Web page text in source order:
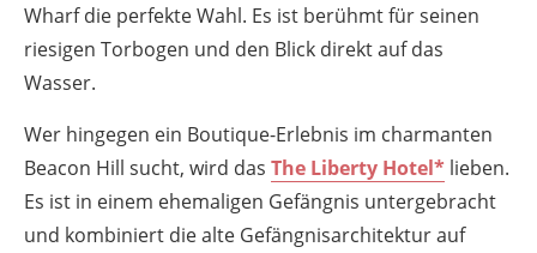
Wharf die perfekte Wahl. Es ist berühmt für seinen
riesigen Torbogen und den Blick direkt auf das
Wasser.
Wer hingegen ein Boutique-Erlebnis im charmanten
Beacon Hill sucht, wird das The Liberty Hotel* lieben.
Es ist in einem ehemaligen Gefängnis untergebracht
und kombiniert die alte Gefängnisarchitektur auf